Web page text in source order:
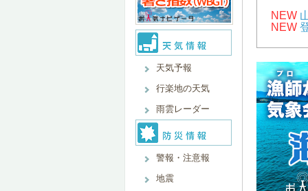
天気予報
行楽地の天気
雨雲レーダー
警報・注意報
地震
NEW
NEW